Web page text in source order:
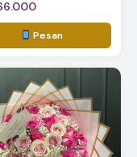
Pesan